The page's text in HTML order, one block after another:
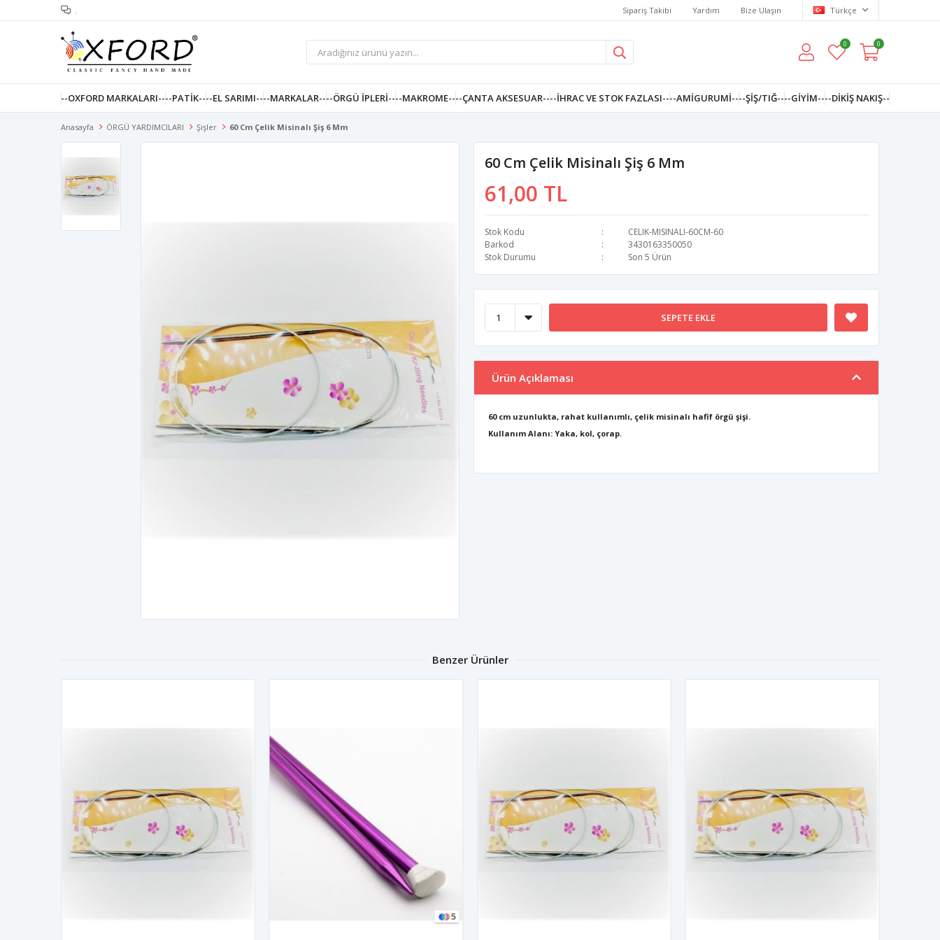
. Sipariş Takibi Yardım Bize Ulaşın Türkçe
0 0
--OXFORD MARKALARI----PATIK----EL SARIMI----MARKALAR----ÖRGÜ İPLERI----MAKROME----ÇANTA AKSESUAR----İHRAC VE STOK FAZLASI----AMIGURUMI----ŞİŞ/TIĞ----GIYIM----DIKIŞ NAKIŞ--
Anasayfa ÖRGÜ YARDIMCILARI Şişler 60 Cm Çelik Misinalı Şiş 6 Mm
60 Cm Çelik Misinalı Şiş 6 Mm
61,00 TL
Stok Kodu
CELIK-MISINALI-60CM-60
Barkod
3430163350050
Stok Durumu
Son 5 Ürün
SEPETE EKLE
Ürün Açıklaması
60 cm uzunlukta, rahat kullanımlı, çelik misinalı hafif örgü şişi.
Kullanım Alanı: Yaka, kol, çorap.
Benzer Ürünler
5